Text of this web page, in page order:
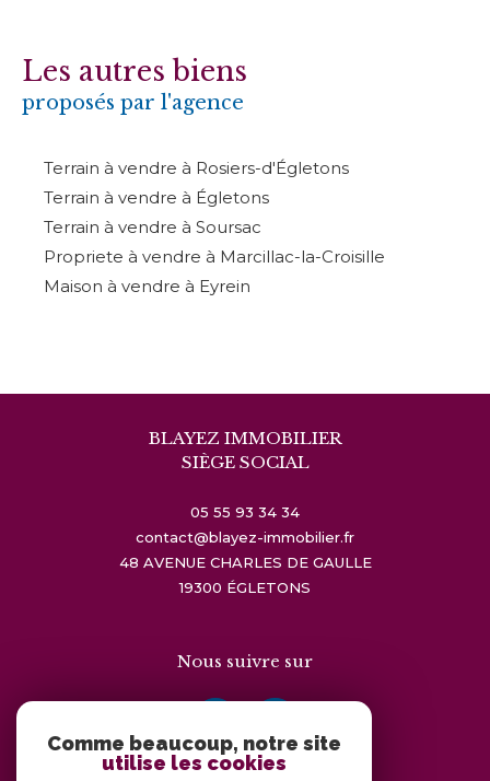
Les autres biens
proposés par l'agence
Terrain à vendre à Rosiers-d'Égletons
Terrain à vendre à Égletons
Terrain à vendre à Soursac
Propriete à vendre à Marcillac-la-Croisille
Maison à vendre à Eyrein
BLAYEZ IMMOBILIER
SIÈGE SOCIAL
05 55 93 34 34
contact@blayez-immobilier.fr
48 AVENUE CHARLES DE GAULLE
19300
ÉGLETONS
Nous suivre sur
Comme beaucoup, notre site
utilise les cookies